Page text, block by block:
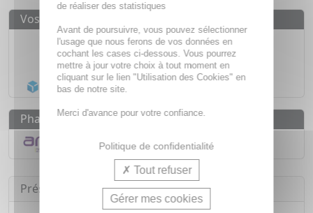
Vos avantages
Médicaments d'origineCERTIFIÉE
1500médicaments
Acheminement Chronoposten 24h*
Pharmacovigilance
Déclarer un effet indésirable
Présentation
de réaliser des statistiques
Avant de poursuivre, vous pouvez sélectionner
l'usage que nous ferons de vos données en
cochant les cases ci-dessous. Vous pourrez
mettre à jour votre choix à tout moment en
cliquant sur le lien "Utilisation des Cookies" en
bas de notre site.
Merci d'avance pour votre confiance.
Politique de confidentialité
Tout refuser
Gérer mes cookies